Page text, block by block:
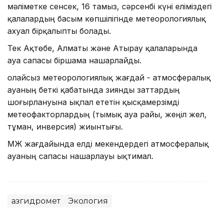
мәліметке сенсек, 16 тамыз, сәрсенбі күні еліміздегі
қалалардың басым көпшілігінде метеорологиялық
ахуал бірқалыпты болады.
Тек Ақтөбе, Алматы және Атырау қалаларында
ауа сапасы біршама нашарлайды.
Қолайсыз метеорологиялық жағдай - атмосфералық
ауаның беткі қабатында зиянды заттардың
шоғырлануына ықпал ететін қысқамерзімді
метеофакторлардың (тымық ауа райы, жеңіл жел,
тұман, инверсия) жиынтығы.
ҚМЖ жағдайында елді мекендердегі атмосфералық
ауаның сапасы нашарлауы ықтимал.
Қазгидромет Экология